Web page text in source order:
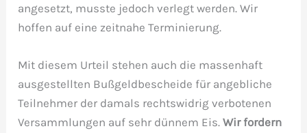
angesetzt, musste jedoch verlegt werden. Wir
hoffen auf eine zeitnahe Terminierung.
Mit diesem Urteil stehen auch die massenhaft
ausgestellten Bußgeldbescheide für angebliche
Teilnehmer der damals rechtswidrig verbotenen
Versammlungen auf sehr dünnem Eis.Wir fordern